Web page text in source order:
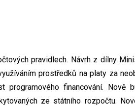
pravidlech. Návrh z dílny
prostředků na platy za
programového financování. Nově
ze státního rozpočtu.